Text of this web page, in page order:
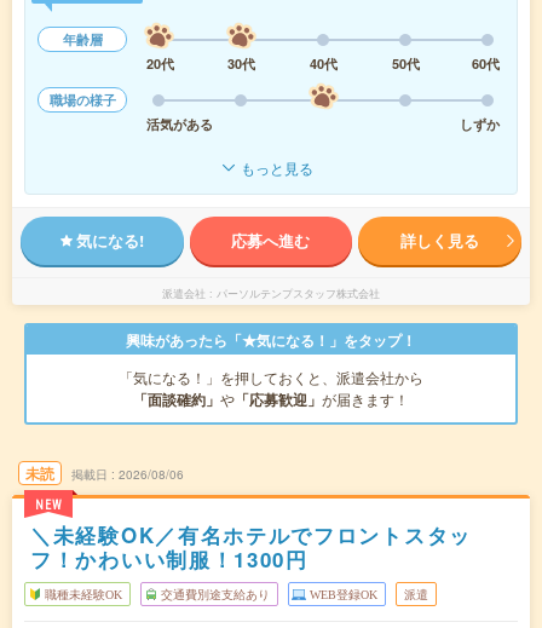
年齢層
20代
30代 40代 50代
60代
職場の様子
活気がある
しずか
もっと見る
気になる! 応募へ進む 詳しく見る
派遣会社 パーソルテンプスタッフ株式会社
興味があったら「★気になる！」をタップ！
「気になる！」を押しておくと、派遣会社から
「面談確約」 や 「応募歓迎」 が届きます！
未読
NEW
掲載日 2026/08/06
＼未経験OK／有名ホテルでフロントスタッ
フ！かわいい制服！1300円
職種未経験OK 交通費別途支給あり WEB登録OK 派遣